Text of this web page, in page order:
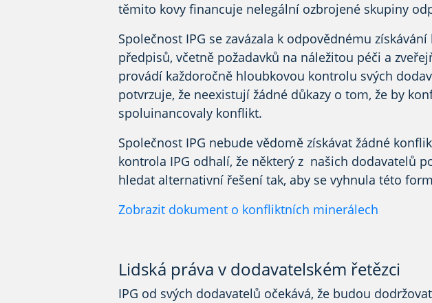
těmito kovy financuje nelegální ozbrojené skupiny
Společnost IPG se zavázala k odpovědnému
předpisů, včetně požadavků na náležitou péči a
provádí každoročně hloubkovou kontrolu svých
potvrzuje, že neexistují žádné důkazy o tom, že by
spoluinancovaly konflikt.
Společnost IPG nebude vědomě získávat žádné
kontrola IPG odhalí, že některý z našich dodavatelů
hledat alternativní řešení tak, aby se vyhnula této
Zobrazit dokument o konfliktních minerálech
Lidská práva v dodavatelském řetězci
IPG od svých dodavatelů očekává, že budou